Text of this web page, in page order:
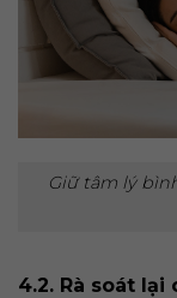
Giữ tâm lý
4.2. Rà soát